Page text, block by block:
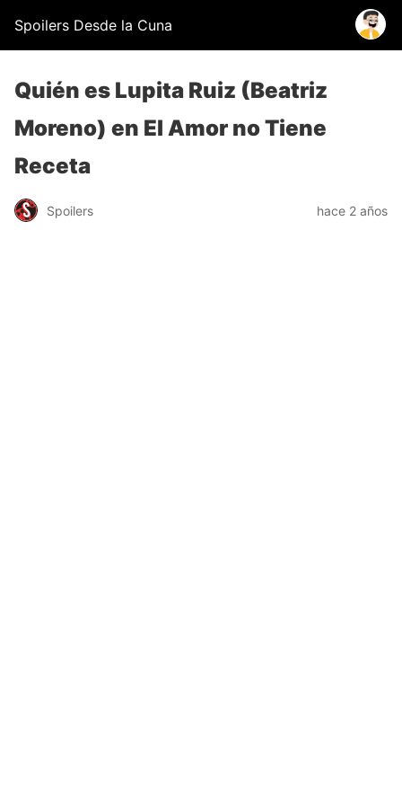
Spoilers Desde la Cuna
Quién es Lupita Ruiz (Beatriz
Moreno) en El Amor no Tiene
Receta
Spoilers hace 2 años